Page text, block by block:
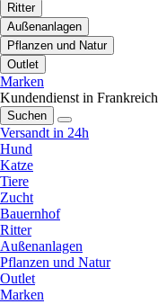
Ritter
Außenanlagen
Pflanzen und Natur
Outlet
Marken
Kundendienst in Frankreich
Suchen
Versandt in 24h
Hund
Katze
Tiere
Zucht
Bauernhof
Ritter
Außenanlagen
Pflanzen und Natur
Outlet
Marken